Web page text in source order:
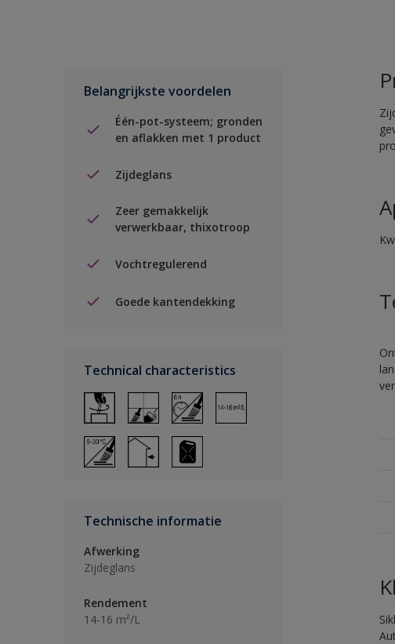
Belangrijkste voordelen
Één-pot-systeem; gronden
en aflakken met 1 product
Zijdeglans
Zeer gemakkelijk
verwerkbaar, thixotroop
Vochtregulerend
Goede kantendekking
Technical characteristics
Technische informatie
Afwerking
Zijdeglans
Rendement
14-16 m²/L